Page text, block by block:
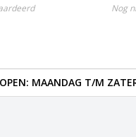
Nog
MAANDAG T/M